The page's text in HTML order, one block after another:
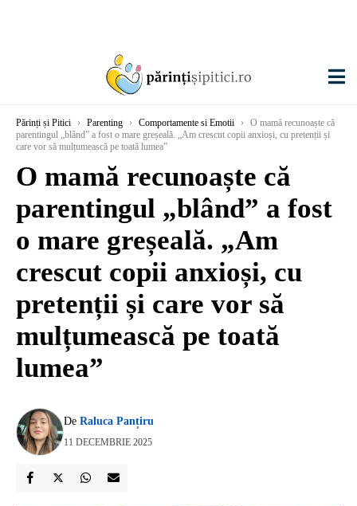
Părinți și Pitici › Parenting › Comportamente si Emotii ›
O mamă recunoaște că
parentingul „blând” a fost o mare greșeală. „Am crescut copii anxioși, cu pretenții și
care vor să mulțumească pe toată lumea”
O mamă recunoaște că
parentingul „blând” a fost
o mare greșeală. „Am
crescut copii anxioși, cu
pretenții și care vor să
mulțumească pe toată
lumea”
De Raluca Panțiru
11 DECEMBRIE 2025